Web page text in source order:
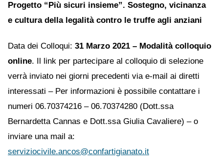
Progetto “Più sicuri insieme”. Sostegno, vicinanza
e cultura della legalità contro le truffe agli anziani
Data dei Colloqui: 31 Marzo 2021 – Modalità colloquio
online. Il link per partecipare al colloquio di selezione
verrà inviato nei giorni precedenti via e-mail ai diretti
interessati – Per informazioni è possibile contattare i
numeri 06.70374216 – 06.70374280 (Dott.ssa
Bernardetta Cannas e Dott.ssa Giulia Cavaliere) – o
inviare una mail a:
serviziocivile.ancos@confartigianato.it